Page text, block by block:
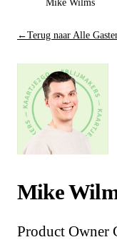
←Terug naar Alle
Mike
Product Owner